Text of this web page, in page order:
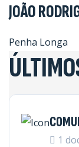
JOÃO
Penha Longa
1